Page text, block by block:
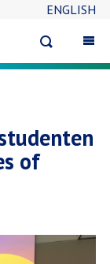
ENGLISH
search
of